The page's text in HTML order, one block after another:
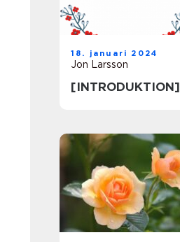
18. januari 2024
Jon Larsson
[INTRODUKTION]